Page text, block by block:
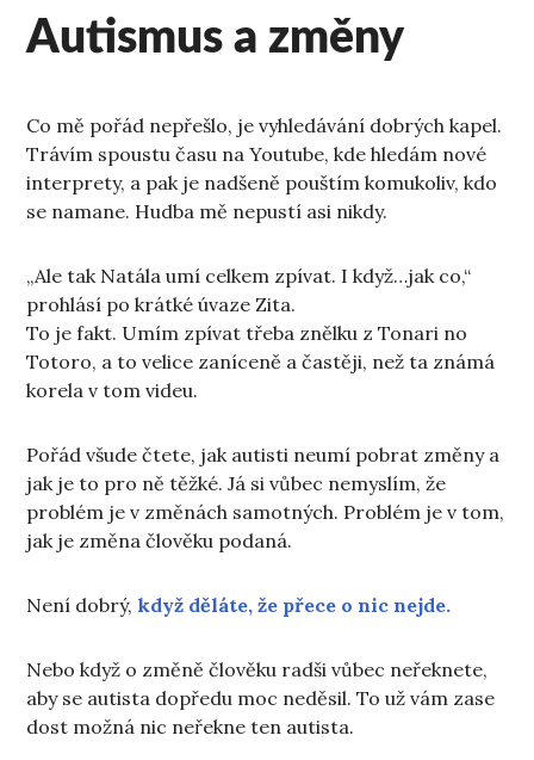
Autismus a změny
Co mě pořád nepřešlo, je vyhledávání dobrých kapel.
Trávím spoustu času na Youtube, kde hledám nové
interprety, a pak je nadšeně pouštím komukoliv, kdo
se namane. Hudba mě nepustí asi nikdy.
„Ale tak Natála umí celkem zpívat. I když…jak co,“
prohlásí po krátké úvaze Zita.
To je fakt. Umím zpívat třeba znělku z Tonari no
Totoro, a to velice zaníceně a častěji, než ta známá
korela v tom videu.
Pořád všude čtete, jak autisti neumí pobrat změny a
jak je to pro ně těžké. Já si vůbec nemyslím, že
problém je v změnách samotných. Problém je v tom,
jak je změna člověku podaná.
Není dobrý, když děláte, že přece o nic nejde.
Nebo když o změně člověku radši vůbec neřeknete,
aby se autista dopředu moc neděsil. To už vám zase
dost možná nic neřekne ten autista.